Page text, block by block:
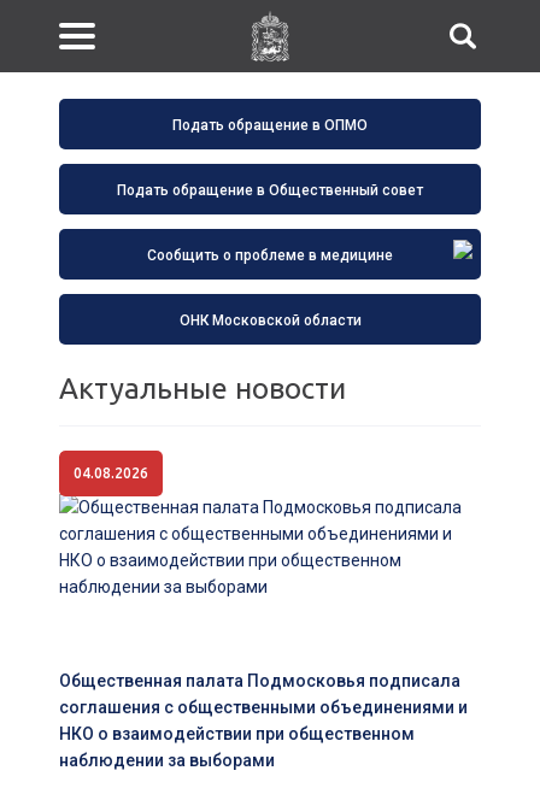
Подать обращение в ОПМО
Подать обращение в Общественный совет
Сообщить о проблеме в медицине
ОНК Московской области
Актуальные новости
04.08.2026
Общественная палата Подмосковья подписала
соглашения с общественными объединениями и
НКО о взаимодействии при общественном
наблюдении за выборами